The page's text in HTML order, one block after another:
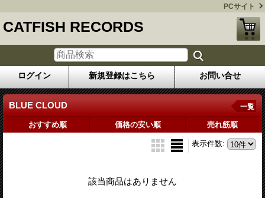
PCサイト
CATFISH RECORDS
ログイン 新規登録はこちら お問い合せ
BLUE CLOUD 一覧
おすすめ順 価格の安い順 売れ筋順
表示件数:
該当商品はありません